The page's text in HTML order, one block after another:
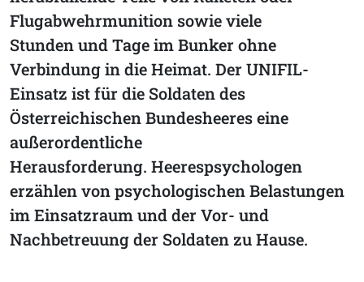
Flugabwehrmunition sowie viele
Stunden und Tage im Bunker ohne
Verbindung in die Heimat. Der UNIFIL-
Einsatz ist für die Soldaten des
Österreichischen Bundesheeres eine
außerordentliche
Herausforderung. Heerespsychologen
erzählen von psychologischen Belastungen
im Einsatzraum und der Vor- und
Nachbetreuung der Soldaten zu Hause.